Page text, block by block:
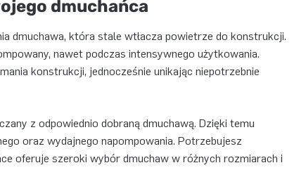
dmuchańca
dmuchawa, która stale wtłacza powietrze do konstrukcji.
nawet podczas intensywnego użytkowania.
konstrukcji, jednocześnie unikając niepotrzebnie
z odpowiednio dobraną dmuchawą. Dzięki temu
oraz wydajnego napompowania. Potrzebujesz
oferuje szeroki wybór dmuchaw w różnych rozmiarach i